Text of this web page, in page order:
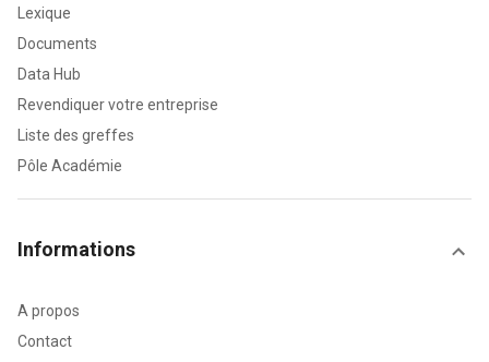
Lexique
Documents
Data Hub
Revendiquer votre entreprise
Liste des greffes
Pôle Académie
Informations
A propos
Contact